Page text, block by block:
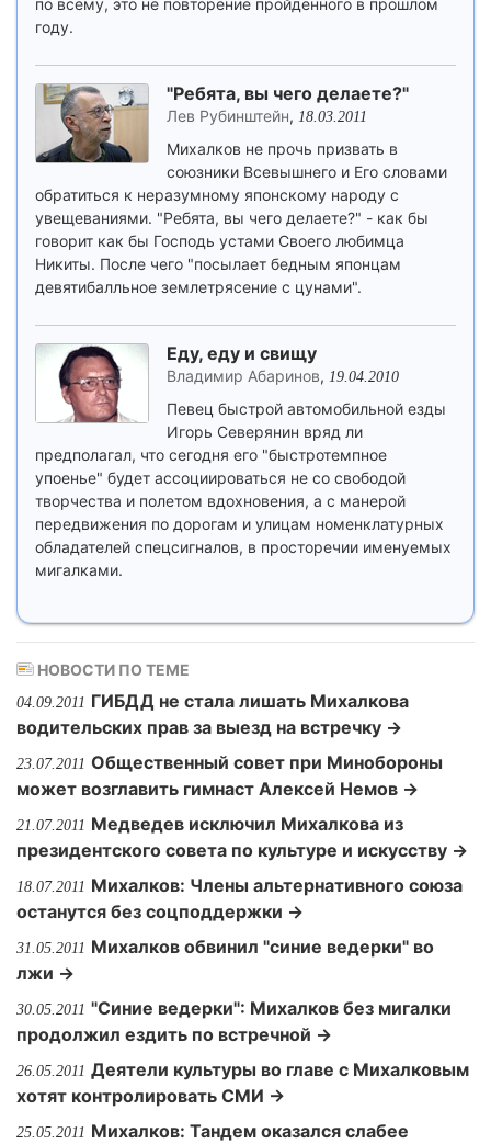
по всему, это не повторение пройденного в прошлом
году.
"Ребята, вы чего делаете?"
Лев Рубинштейн, 18.03.2011
Михалков не прочь призвать в
союзники Всевышнего и Его словами
обратиться к неразумному японскому народу с
увещеваниями. "Ребята, вы чего делаете?" - как бы
говорит как бы Господь устами Своего любимца
Никиты. После чего "посылает бедным японцам
девятибалльное землетрясение с цунами".
Еду, еду и свищу
Владимир Абаринов, 19.04.2010
Певец быстрой автомобильной езды
Игорь Северянин вряд ли
предполагал, что сегодня его "быстротемпное
упоенье" будет ассоциироваться не со свободой
творчества и полетом вдохновения, а с манерой
передвижения по дорогам и улицам номенклатурных
обладателей спецсигналов, в просторечии именуемых
мигалками.
НОВОСТИ ПО ТЕМЕ
04.09.2011 ГИБДД не стала лишать Михалкова
водительских прав за выезд на встречку →
23.07.2011 Общественный совет при Минобороны
может возглавить гимнаст Алексей Немов →
21.07.2011 Медведев исключил Михалкова из
президентского совета по культуре и искусству →
18.07.2011 Михалков: Члены альтернативного союза
останутся без соцподдержки →
31.05.2011 Михалков обвинил "синие ведерки" во
лжи →
30.05.2011 "Синие ведерки": Михалков без мигалки
продолжил ездить по встречной →
26.05.2011 Деятели культуры во главе с Михалковым
хотят контролировать СМИ →
25.05.2011 Михалков: Тандем оказался слабее